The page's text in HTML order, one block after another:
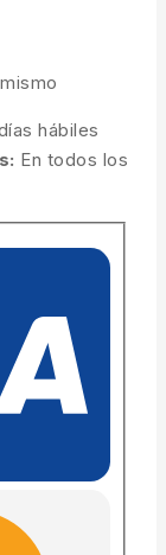
hábiles
En todos los